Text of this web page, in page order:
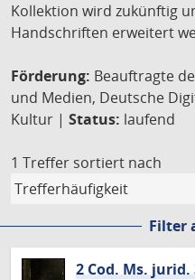
Kollektion wird zukünftig
Handschriften erweitert
Förderung: Beauftragte
und Medien, Deutsche
Kultur | Status: laufend
1 Treffer sortiert nach
Filter
2 Cod. Ms. jurid.